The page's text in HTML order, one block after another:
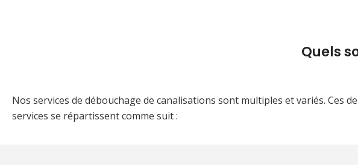
Quels
Nos services de débouchage de canalisations sont multiples et variés.
services se répartissent comme suit :